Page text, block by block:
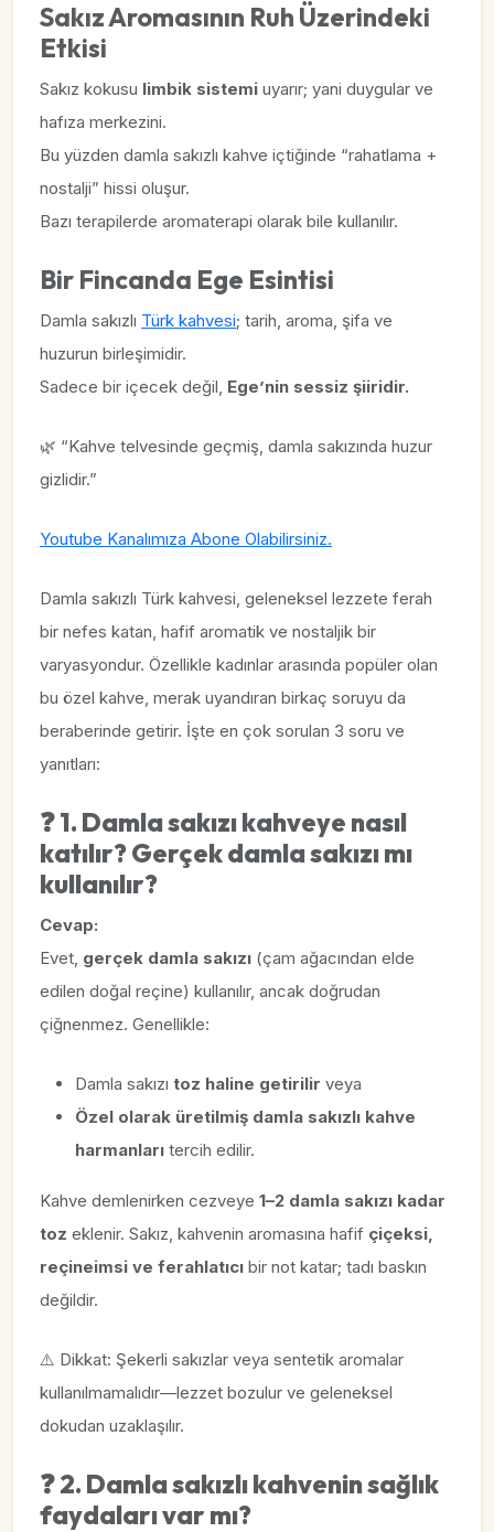
Sakız Aromasının Ruh Üzerindeki
Etkisi
Sakız kokusu limbik sistemi uyarır; yani duygular ve
hafıza merkezini.
Bu yüzden damla sakızlı kahve içtiğinde “rahatlama +
nostalji” hissi oluşur.
Bazı terapilerde aromaterapi olarak bile kullanılır.
Bir Fincanda Ege Esintisi
Damla sakızlı Türk kahvesi; tarih, aroma, şifa ve
huzurun birleşimidir.
Sadece bir içecek değil, Ege’nin sessiz şiiridir.
🌿 “Kahve telvesinde geçmiş, damla sakızında huzur
gizlidir.”
Youtube Kanalımıza Abone Olabilirsiniz.
Damla sakızlı Türk kahvesi, geleneksel lezzete ferah
bir nefes katan, hafif aromatik ve nostaljik bir
varyasyondur. Özellikle kadınlar arasında popüler olan
bu özel kahve, merak uyandıran birkaç soruyu da
beraberinde getirir. İşte en çok sorulan 3 soru ve
yanıtları:
❓1. Damla sakızı kahveye nasıl
katılır? Gerçek damla sakızı mı
kullanılır?
Cevap:
Evet, gerçek damla sakızı (çam ağacından elde
edilen doğal reçine) kullanılır, ancak doğrudan
çiğnenmez. Genellikle:
Damla sakızı toz haline getirilir veya
Özel olarak üretilmiş damla sakızlı kahve
harmanları tercih edilir.
Kahve demlenirken cezveye 1–2 damla sakızı kadar
toz eklenir. Sakız, kahvenin aromasına hafif çiçeksi,
reçineimsi ve ferahlatıcı bir not katar; tadı baskın
değildir.
⚠️ Dikkat: Şekerli sakızlar veya sentetik aromalar
kullanılmamalıdır—lezzet bozulur ve geleneksel
dokudan uzaklaşılır.
❓2. Damla sakızlı kahvenin sağlık
faydaları var mı?